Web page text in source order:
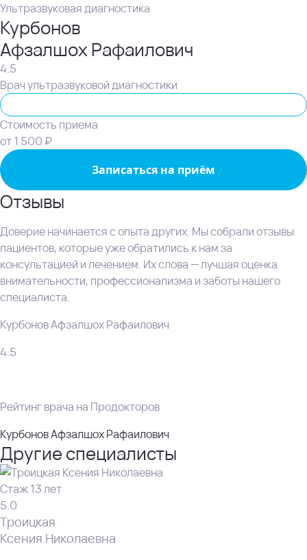
Ультразвуковая диагностика
Курбонов
Афзалшох Рафаилович
4.5
Врач ультразвуковой диагностики
Стоимость приема
от 1 500 ₽
Записаться на приём
Отзывы
Доверие начинается с опыта других. Мы собрали отзывы
пациентов, которые уже обратились к нам за
консультацией и лечением. Их слова — лучшая оценка
внимательности, профессионализма и заботы нашего
специалиста.
Курбонов Афзалшох Рафаилович
4.5
Рейтинг врача на Продокторов
Курбонов Афзалшох Рафаилович
Другие специалисты
Стаж 13 лет
5.0
Троицкая
Ксения Николаевна